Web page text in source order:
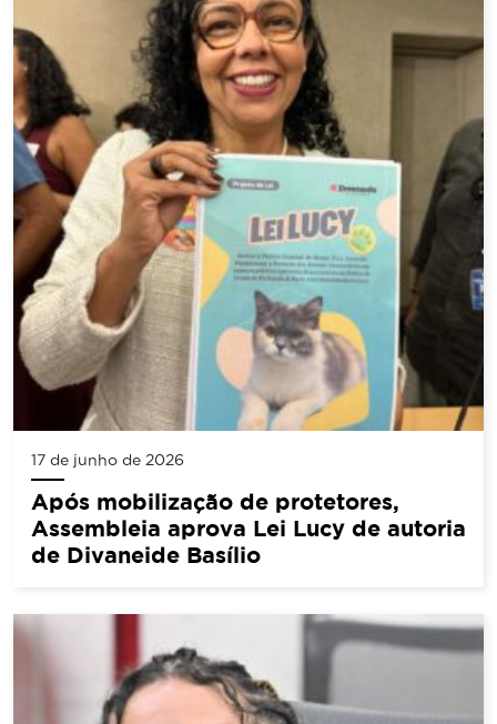
17 de junho de 2026
Após mobilização de protetores,
Assembleia aprova Lei Lucy de autoria
de Divaneide Basílio